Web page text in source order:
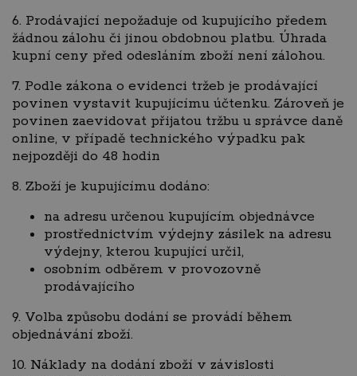
6. Prodávající nepožaduje od kupujícího předem
žádnou zálohu či jinou obdobnou platbu. Úhrada
kupní ceny před odesláním zboží není zálohou.
7. Podle zákona o evidenci tržeb je prodávající
povinen vystavit kupujícímu účtenku. Zároveň je
povinen zaevidovat přijatou tržbu u správce daně
online, v případě technického výpadku pak
nejpozději do 48 hodin
8. Zboží je kupujícímu dodáno:
na adresu určenou kupujícím objednávce
prostřednictvím výdejny zásilek na adresu
výdejny, kterou kupující určil,
osobním odběrem v provozovně
prodávajícího
9. Volba způsobu dodání se provádí během
objednávání zboží.
10. Náklady na dodání zboží v závislosti